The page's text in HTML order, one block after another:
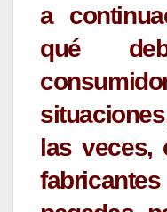
a
qué
las veces,